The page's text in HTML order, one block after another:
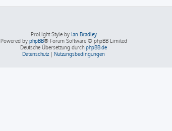
ProLight Style by Ian Bradley
Powered by phpBB® Forum Software © phpBB Limited
Deutsche Übersetzung durch phpBB.de
Datenschutz | Nutzungsbedingungen